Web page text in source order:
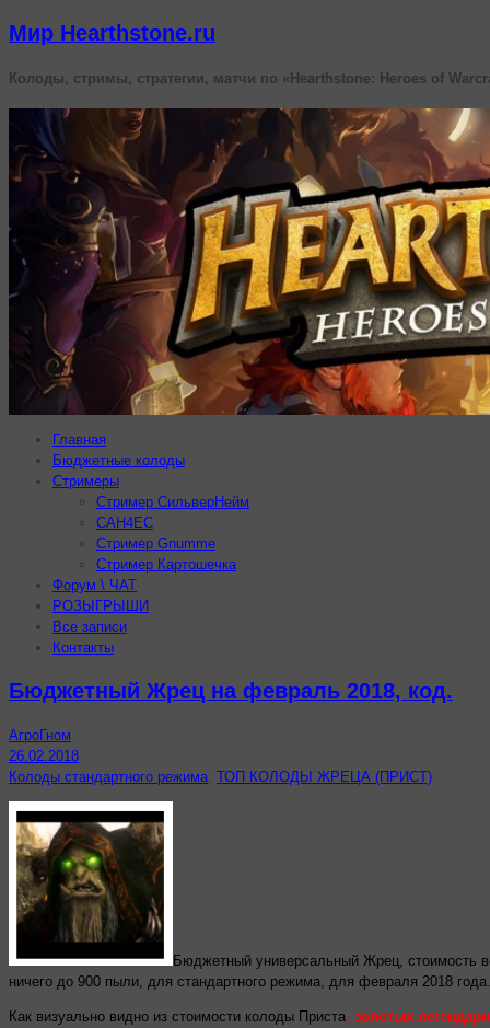
Мир Hearthstone.ru
Колоды, стримы, стратегии, матчи по «Hearthstone: Heroes of
Главная
Бюджетные колоды
Стримеры
Стример СильверНейм
CAH4EC
Стример Gnumme
Стример Картошечка
Форум \ ЧАТ
РОЗЫГРЫШИ
Все записи
Контакты
Бюджетный Жрец на февраль 2018, код.
АгроГном
26.02.2018
Колоды стандартного режима, ТОП КОЛОДЫ ЖРЕЦА (ПРИСТ)
Бюджетный универсальный Жрец, стоимость
ничего до 900 пыли, для стандартного режима, для февраля 2018 года.
Как визуально видно из стоимости колоды Приста, золотых